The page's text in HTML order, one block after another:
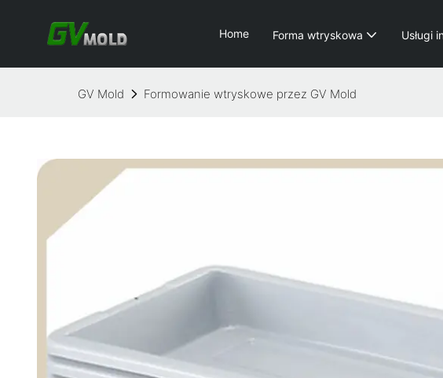
Home Forma wtryskowa Usługi
GV Mold Formowanie wtryskowe przez GV Mold